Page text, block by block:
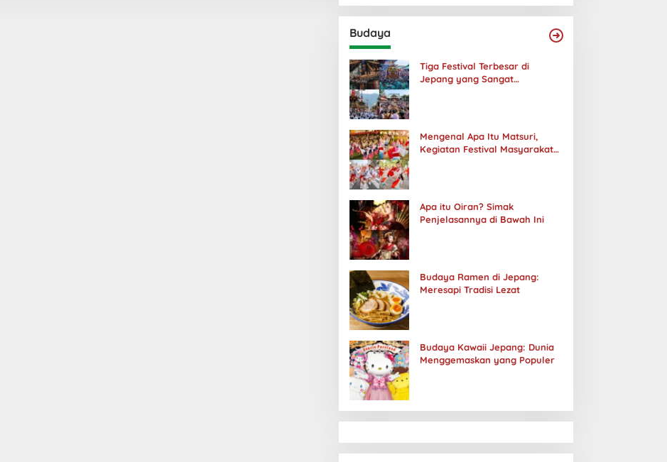
Budaya
Tiga Festival Terbesar di
Jepang yang Sangat
Mengenal Apa Itu Matsuri,
Kegiatan Festival Masyarakat
Apa itu Oiran? Simak
Penjelasannya di Bawah Ini
Budaya Ramen di Jepang:
Meresapi Tradisi Lezat
Budaya Kawaii Jepang: Dunia
Menggemaskan yang Populer